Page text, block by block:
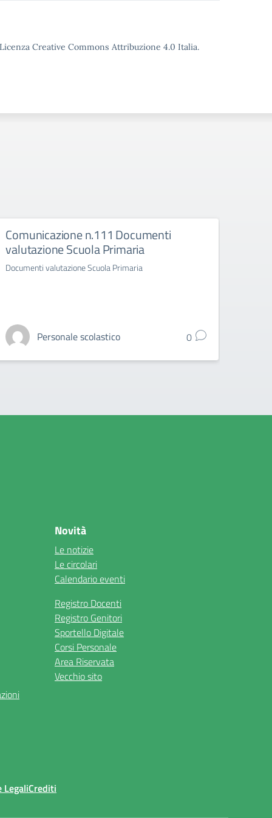
Creative Commons Attribuzione 4.0 Italia.
Comunicazione n.111 Documenti
valutazione Scuola Primaria
Documenti valutazione Scuola Primaria
Personale scolastico 0
Novità
Le notizie
Le circolari
Calendario eventi
Registro Docenti
Registro Genitori
Sportello Digitale
Corsi Personale
Area Riservata
Vecchio sito
LegaliCrediti